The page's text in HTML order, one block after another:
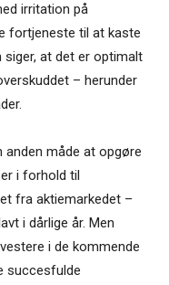
irritation på
fortjeneste til at kaste
siger, at det er optimalt
– herunder
anden måde at opgøre
i forhold til
fra aktiemarkedet –
i dårlige år. Men
i de kommende
succesfulde